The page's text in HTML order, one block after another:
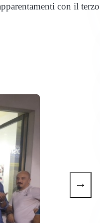
con il terzo
→